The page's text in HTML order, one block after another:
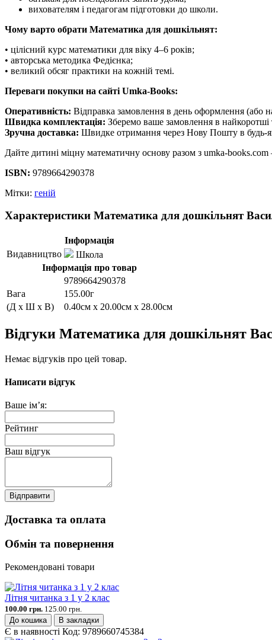
вихователям і педагогам підготовки до школи.
Чому варто обрати Математика для дошкільнят:
• цілісний курс математики для віку 4–6 років;
• авторська методика Федієнка;
• великий обсяг практики на кожній темі.
Переваги покупки на сайті Umka-Books:
Оперативність: Відправка замовлення в день оформлення (або
Швидка комплектація: Зберемо ваше замовлення в найкоротші
Зручна доставка: Швидке отримання через Нову Пошту в будь-
Дайте дитині міцну математичну основу разом з umka-
ISBN: 9789664290378
Мітки: геній
Характеристики Математика для дошкільнят
Інформація
Видавництво
Школа
Інформація про товар
9789664290378
Вага
155.00г
(Д x Ш x В)
0.40см x 20.00см x 28.00см
Відгуки Математика для дошкільнят
Немає відгуків про цей товар.
Написати відгук
Ваше ім’я:
Рейтинг
Ваш відгук
Відправити
Доставка та оплата
Обмін та повернення
Рекомендовані товари
Літня читанка з 1 у 2 клас
100.00 грн. 125.00 грн.
До кошика
В закладки
Є в наявності Код: 9789660745384